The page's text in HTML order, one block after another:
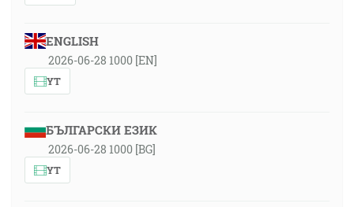
ENGLISH
2026-06-28 1000 [EN]
YT
БЪЛГАРСКИ ЕЗИК
2026-06-28 1000 [BG]
YT